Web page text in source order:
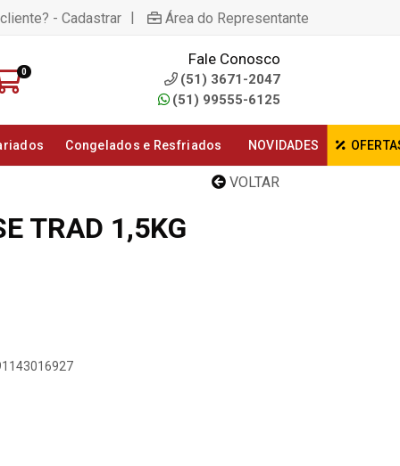
- Cadastrar | Área do Representante
0
Fale Conosco
(51) 3671-2047
(51) 99555-6125
Congelados e Resfriados NOVIDADES
VOLTAR
TRAD 1,5KG